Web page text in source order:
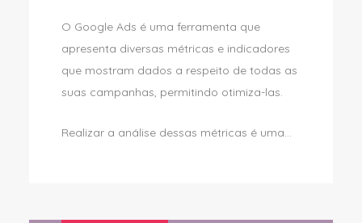
O Google Ads é uma ferramenta que
apresenta diversas métricas e indicadores
que mostram dados a respeito de todas as
suas campanhas, permitindo otimiza-las.
Realizar a análise dessas métricas é uma...